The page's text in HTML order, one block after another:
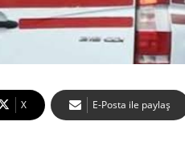
X E-Posta ile paylaş